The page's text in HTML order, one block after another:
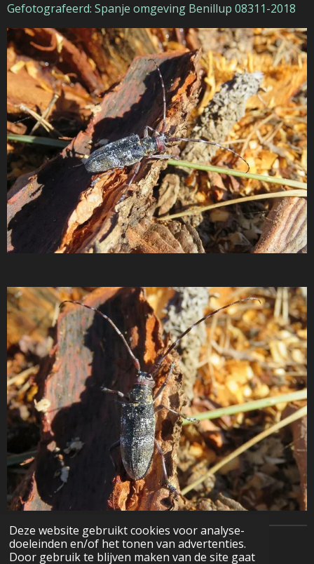
Deze website gebruikt cookies voor analyse-
doeleinden en/of het tonen van advertenties.
Door gebruik te blijven maken van de site gaat
Gefotografeerd: Spanje omgeving Benillup 08311-2018
© 2022 - 2026 Natuurfotografie